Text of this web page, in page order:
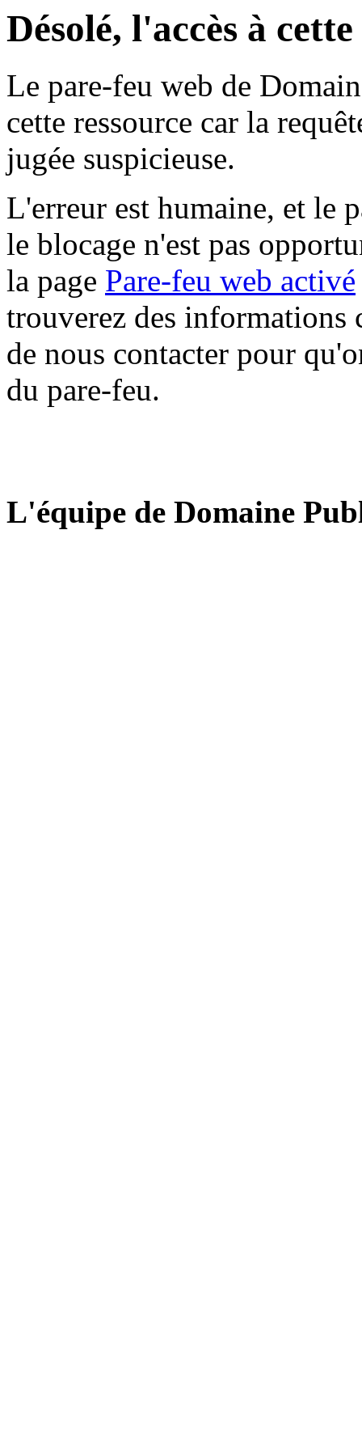
Désolé, l'accès à
Le pare-feu web de
cette ressource car la
jugée suspicieuse.
L'erreur est humaine, et le
le blocage n'est pas
la page Pare-feu web activé
trouverez des informations
de nous contacter pour
du pare-feu.
L'équipe de Domaine